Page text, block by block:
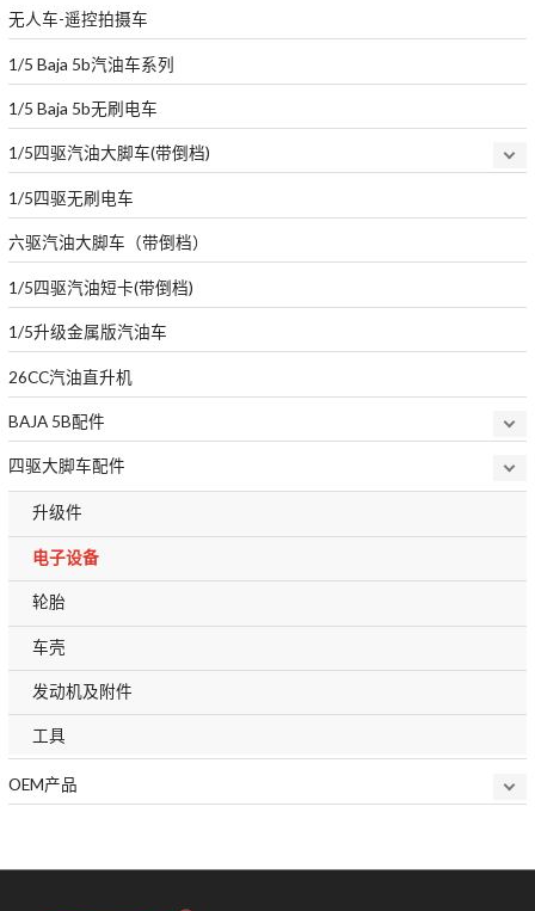
无人车-遥控拍摄车
1/5 Baja 5b汽油车系列
1/5 Baja 5b无刷电车
1/5四驱汽油大脚车(带倒档)
1/5四驱无刷电车
六驱汽油大脚车（带倒档）
1/5四驱汽油短卡(带倒档)
1/5升级金属版汽油车
26CC汽油直升机
BAJA 5B配件
四驱大脚车配件
升级件
电子设备
轮胎
车壳
发动机及附件
工具
OEM产品